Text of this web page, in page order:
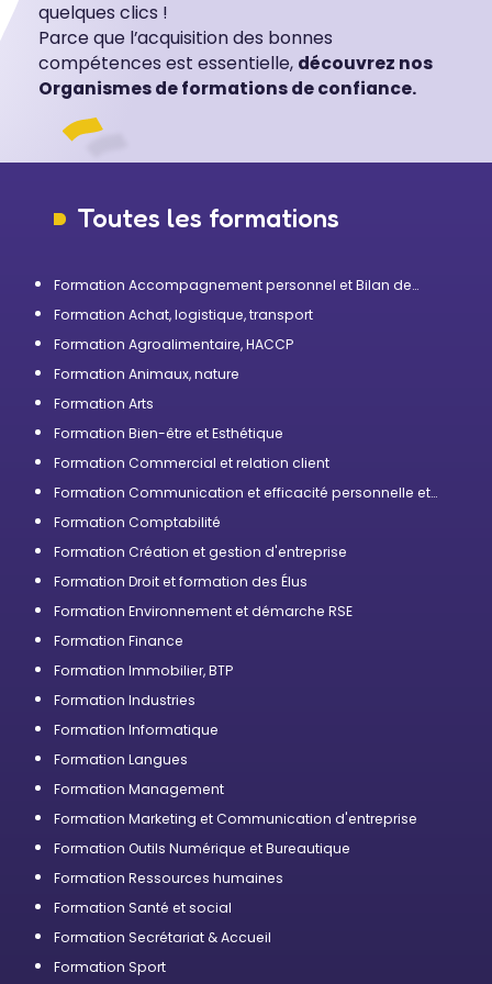
quelques clics !
Parce que l’acquisition des bonnes
compétences est essentielle, découvrez nos
Organismes de formations de confiance.
Toutes les formations
Formation Accompagnement personnel et Bilan de
Formation Achat, logistique, transport
Formation Agroalimentaire, HACCP
Formation Animaux, nature
Formation Arts
Formation Bien-être et Esthétique
Formation Commercial et relation client
Formation Communication et efficacité personnelle et
Formation Comptabilité
Formation Création et gestion d'entreprise
Formation Droit et formation des Élus
Formation Environnement et démarche RSE
Formation Finance
Formation Immobilier, BTP
Formation Industries
Formation Informatique
Formation Langues
Formation Management
Formation Marketing et Communication d'entreprise
Formation Outils Numérique et Bureautique
Formation Ressources humaines
Formation Santé et social
Formation Secrétariat & Accueil
Formation Sport